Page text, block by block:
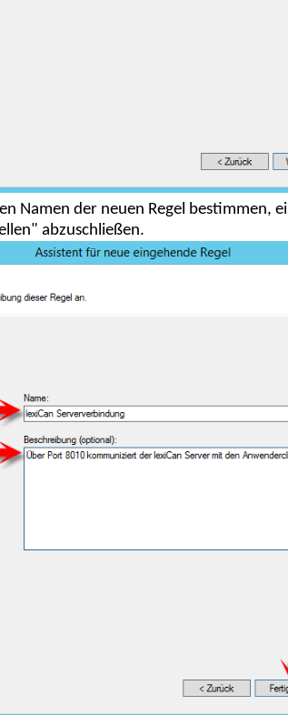
Namen der neuen Regel bestimmen,
abzuschließen.